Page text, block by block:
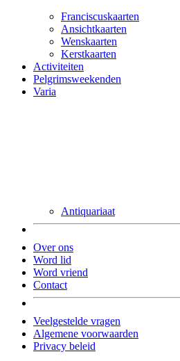
Franciscuskaarten
Ansichtkaarten
Wenskaarten
Kerstkaarten
Activiteiten
Pelgrimsweekenden
Varia
Antiquariaat
Over ons
Word lid
Word vriend
Contact
Veelgestelde vragen
Algemene voorwaarden
Privacy beleid